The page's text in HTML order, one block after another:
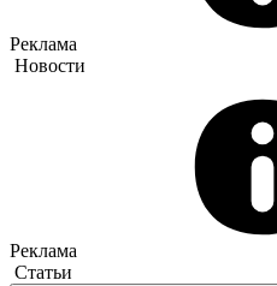
Реклама
Новости
Реклама
Статьи